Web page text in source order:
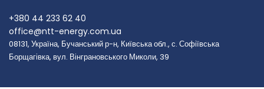
+380 44 233 62 40
office@ntt-energy.com.ua
08131, Україна, Бучанський р-н, Київська обл., с. Софіївська
Борщагівка, вул. Вінграновського Миколи, 39